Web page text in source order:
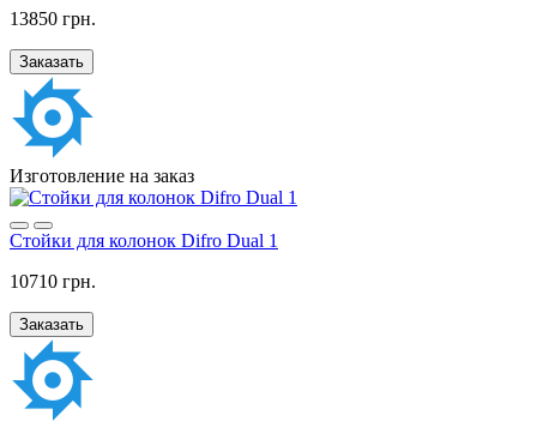
13850 грн.
Заказать
Изготовление на заказ
Стойки для колонок Difro Dual 1
10710 грн.
Заказать